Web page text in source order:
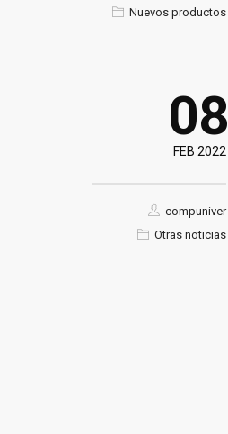
Nuevos productos
08
FEB 2022
compuniver
Otras noticias